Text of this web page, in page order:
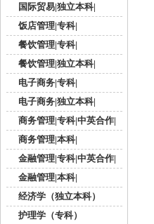
国际贸易|独立本科|
饭店管理|专科|
餐饮管理|专科|
餐饮管理|独立本科|
电子商务|专科|
电子商务|独立本科|
商务管理|专科|中英合作|
商务管理|本科|
金融管理|专科|中英合作|
金融管理|本科|
经济学（独立本科）
护理学（专科）